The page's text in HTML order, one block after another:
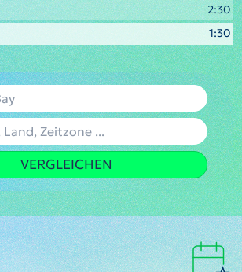
2:30
1:30
VERGLEICHEN